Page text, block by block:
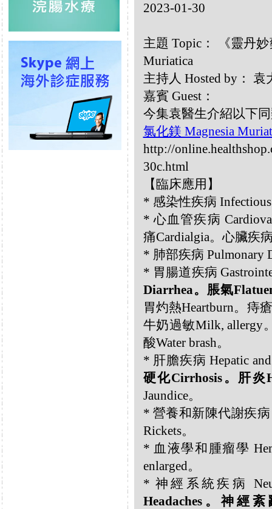
2023-01-30
主題 Topic： 《靈丹
Muriatica
主持人 Hosted by：
嘉賓 Guest：
今集袁醫生介紹以下
氯化鎂 Magnesia
http://
30c.html
【臨床應用】
* 感染性疾病
* 心血管疾病
痛Cardialgia。心臟疾
* 肺部疾病 Pulmonary
* 胃腸道疾病
Diarrhea。脹氣
胃灼熱Heartburn。痔
牛奶過敏Milk, allergy
酸Water brash。
* 肝膽疾病 Hepatic
硬化Cirrhosis。肝炎
Jaundice。
* 營養和新陳代謝疾病
Rickets。
* 血液學和腫瘤學
enlarged。
* 神經系統疾病
Headaches。神經紊